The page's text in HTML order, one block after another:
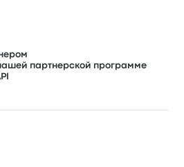
партнерской программе